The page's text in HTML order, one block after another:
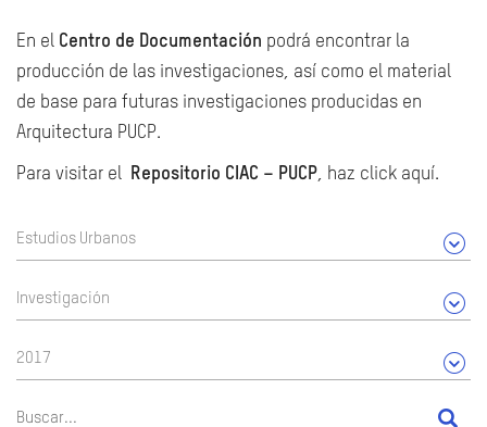
En el Centro de Documentación podrá encontrar la
producción de las investigaciones, así como el material
de base para futuras investigaciones producidas en
Arquitectura PUCP.
Para visitar el Repositorio CIAC – PUCP, haz click aquí.
Estudios Urbanos
Investigación
2017